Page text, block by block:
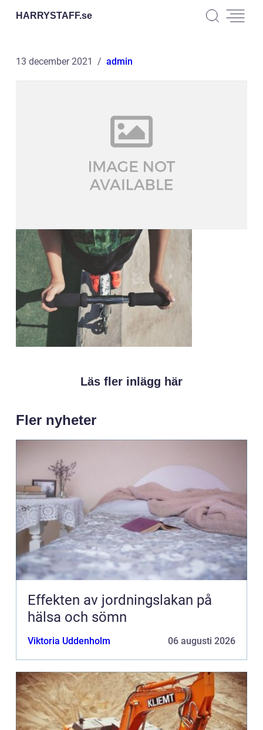
HARRYSTAFF.se
13 december 2021 admin
Läs fler inlägg här
Fler nyheter
Effekten av jordningslakan på
hälsa och sömn
Viktoria Uddenholm 06 augusti 2026